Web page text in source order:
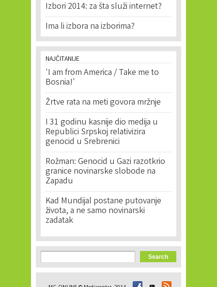
Izbori 2014: za šta služi internet?
Ima li izbora na izborima?
NAJČITANIJE
'I am from America / Take me to
Bosnia!'
Žrtve rata na meti govora mržnje
I 31 godinu kasnije dio medija u
Republici Srpskoj relativizira
genocid u Srebrenici
Rožman: Genocid u Gazi razotkrio
granice novinarske slobode na
Zapadu
Kad Mundijal postane putovanje
života, a ne samo novinarski
zadatak
Search form
Search